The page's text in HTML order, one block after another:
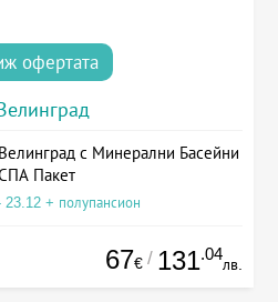
офертата
с Минерални Басейни
Пакет
23.12 + полупансион
67€ / 131.04
лв.